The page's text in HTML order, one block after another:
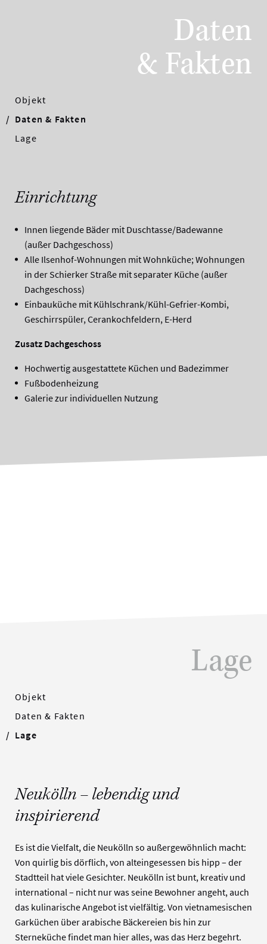
Objekt
Daten & Fakten
Lage
Daten
& Fakten
Einrichtung
Innen liegende Bäder mit Duschtasse/Badewanne
(außer Dachgeschoss)
Alle Ilsenhof-Wohnungen mit Wohnküche; Wohnungen
in der Schierker Straße mit separater Küche (außer
Dachgeschoss)
Einbauküche mit Kühlschrank/Kühl-Gefrier-Kombi,
Geschirrspüler, Cerankochfeldern, E-Herd
Zusatz Dachgeschoss
Hochwertig ausgestattete Küchen und Badezimmer
Fußbodenheizung
Galerie zur individuellen Nutzung
Objekt
Daten & Fakten
Lage
Lage
Neukölln – lebendig und
inspirierend
Es ist die Vielfalt, die Neukölln so außergewöhnlich macht:
Von quirlig bis dörflich, von alteingesessen bis hipp – der
Stadtteil hat viele Gesichter. Neukölln ist bunt, kreativ und
international – nicht nur was seine Bewohner angeht, auch
das kulinarische Angebot ist vielfältig. Von vietnamesischen
Garküchen über arabische Bäckereien bis hin zur
Sterneküche findet man hier alles, was das Herz begehrt.